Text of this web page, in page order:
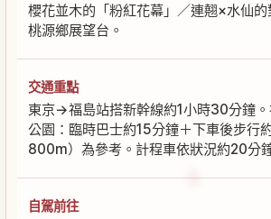
櫻花並木的「粉紅花幕」／連翹×水仙
桃源鄉展望台。
交通重點
東京→福島站搭新幹線約1小時30分鐘
公園：臨時巴士約15分鐘＋下車後步行
800m）為參考。計程車依狀況約20分
自駕前往